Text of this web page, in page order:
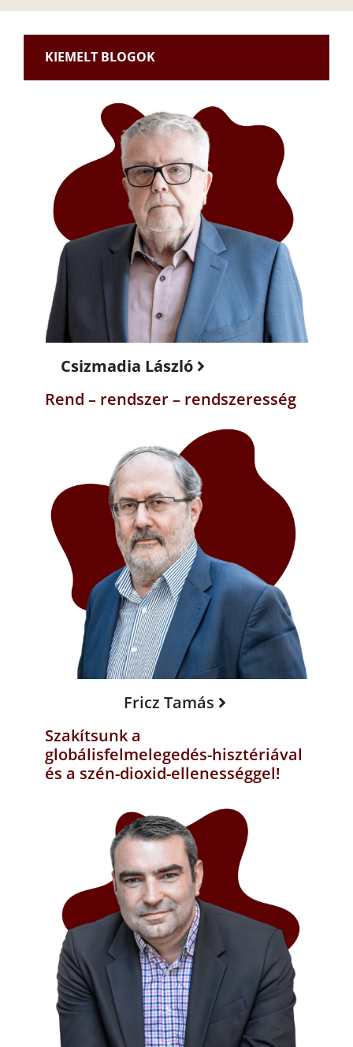
KIEMELT BLOGOK
Csizmadia László
Rend – rendszer – rendszeresség
Fricz Tamás
Szakítsunk a
globálisfelmelegedés-hisztériával
és a szén-dioxid-ellenességgel!